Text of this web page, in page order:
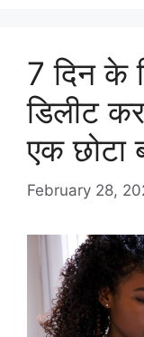
7 दिन के
डिलीट
एक
February 28,